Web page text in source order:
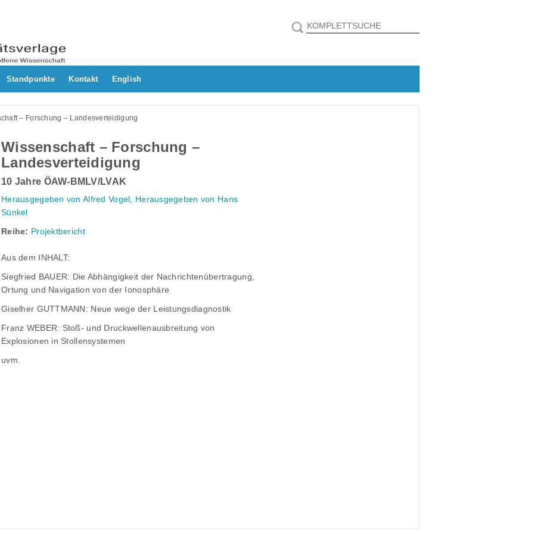
Standpunkte Kontakt English
– Forschung – Landesverteidigung
Wissenschaft – Forschung –
Landesverteidigung
10 Jahre ÖAW-BMLV/LVAK
Herausgegeben von Alfred Vogel, Herausgegeben von Hans
Sünkel
Reihe: Projektbericht
Aus dem INHALT:
Siegfried BAUER: Die Abhängigkeit der Nachrichtenübertragung,
Ortung und Navigation von der Ionosphäre
Giselher GUTTMANN: Neue wege der Leistungsdiagnostik
Franz WEBER: Stoß- und Druckwellenausbreitung von
Explosionen in Stollensystemen
uvm.